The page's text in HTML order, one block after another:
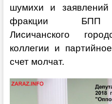
шумихи и
фракции БПП
Лисичанского
коллегии и
счет молчат.